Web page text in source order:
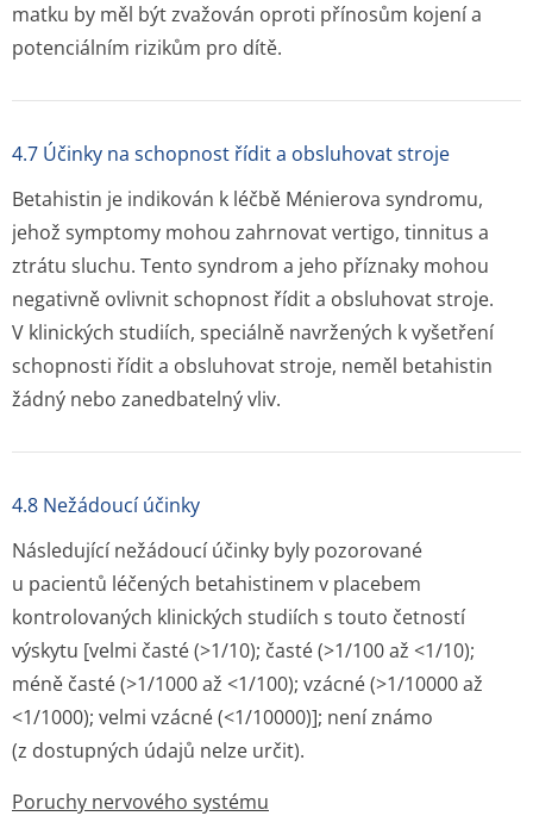
matku by měl být zvažován oproti přínosům kojení a
potenciálním rizikům pro dítě.
4.7 Účinky na schopnost řídit a obsluhovat stroje
Betahistin je indikován k léčbě Ménierova syndromu,
jehož symptomy mohou zahrnovat vertigo, tinnitus a
ztrátu sluchu. Tento syndrom a jeho příznaky mohou
negativně ovlivnit schopnost řídit a obsluhovat stroje.
V klinických studiích, speciálně navržených k vyšetření
schopnosti řídit a obsluhovat stroje, neměl betahistin
žádný nebo zanedbatelný vliv.
4.8 Nežádoucí účinky
Následující nežádoucí účinky byly pozorované
u pacientů léčených betahistinem v placebem
kontrolovaných klinických studiích s touto četností
výskytu [velmi časté (>1/10); časté (>1/100 až <1/10);
méně časté (>1/1000 až <1/100); vzácné (>1/10000 až
<1/1000); velmi vzácné (<1/10000)]; není známo
(z dostupných údajů nelze určit).
Poruchy nervového systému